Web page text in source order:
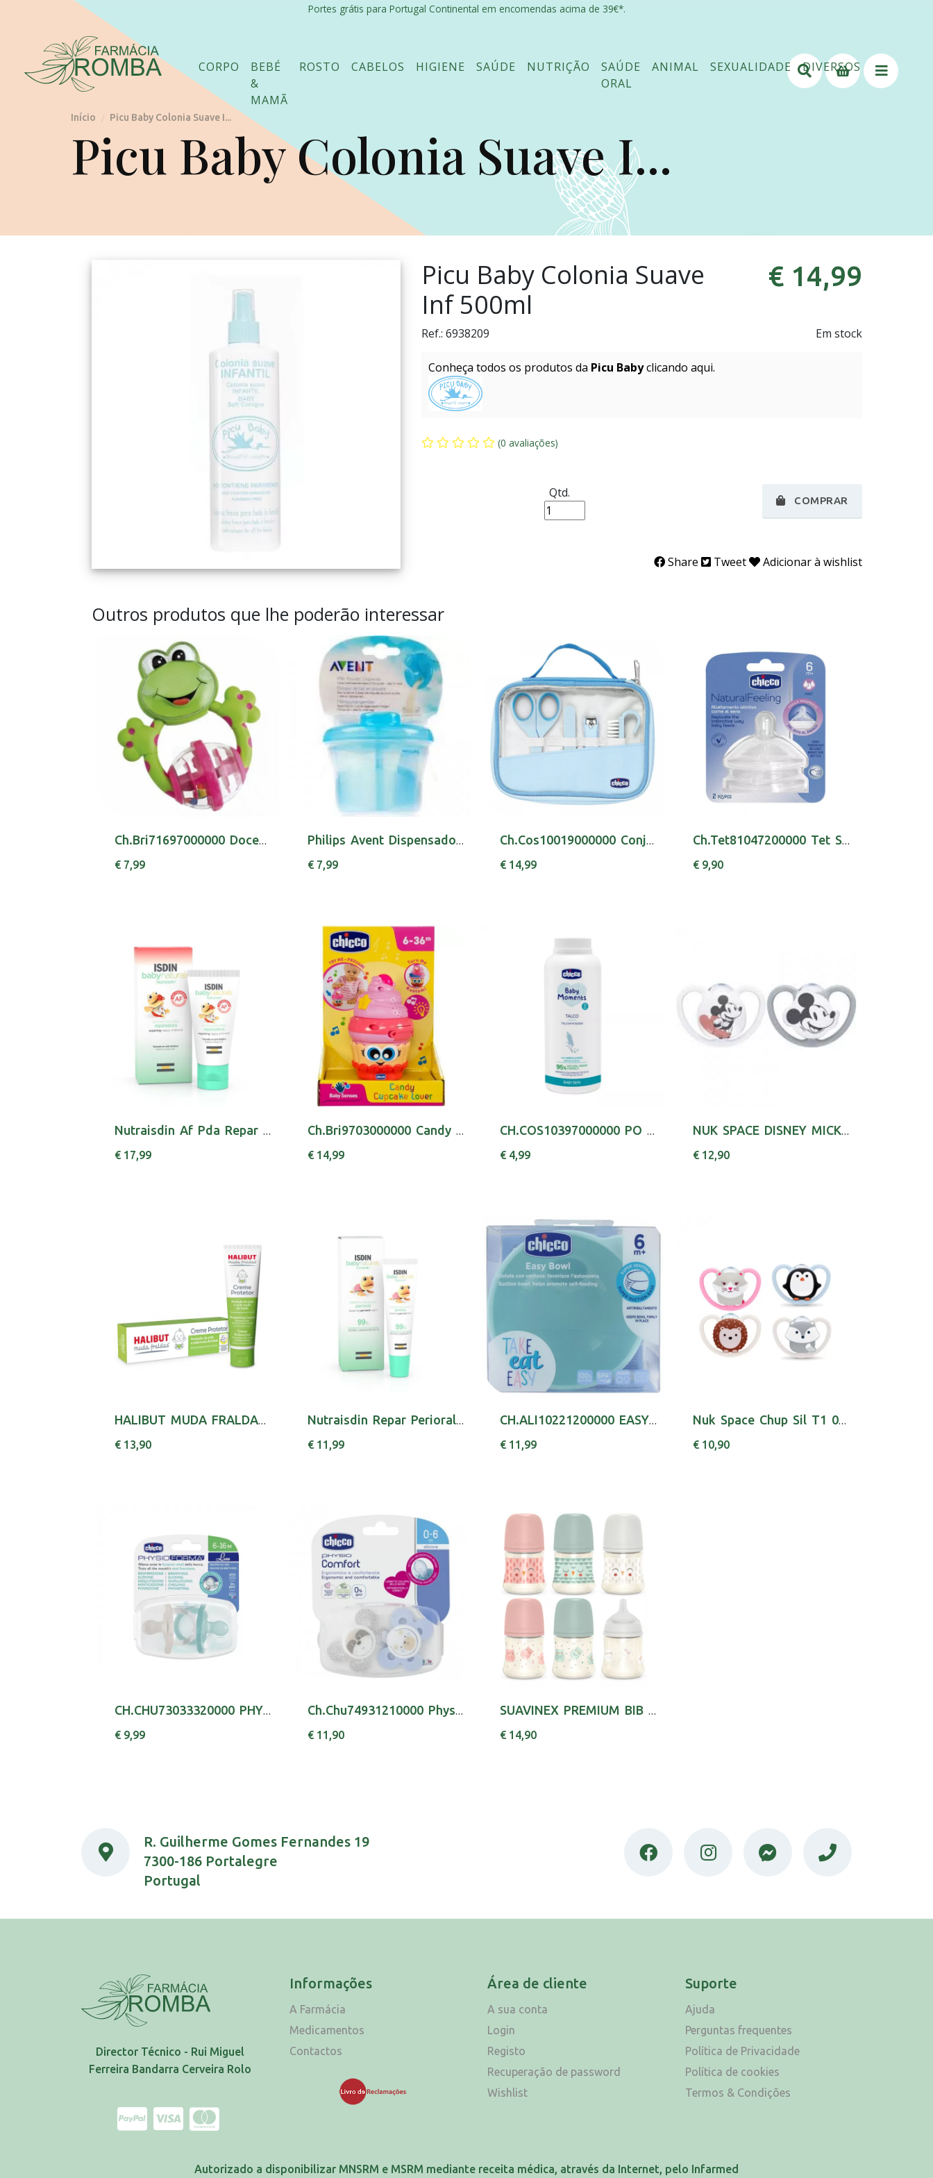
Portes grátis para Portugal Continental em encomendas acima de 39€*.
CORPO
BEBÉ
&
MAMÃ
ROSTO CABELOS HIGIENE SAÚDE NUTRIÇÃO
SAÚDE
ORAL
ANIMAL SEXUALIDADE DIVERSOS
Início / Picu Baby Colonia Suave I...
Picu Baby Colonia Suave I...
Picu Baby Colonia Suave
Inf 500ml
€ 14,99
Em stock
Ref.: 6938209
Conheça todos os produtos da Picu Babyclicando aqui.
(0 avaliações)
Qtd.
COMPRAR
Share Tweet Adicionar à wishlist
Outros produtos que lhe poderão interessar
Ch.Bri71697000000 Doces Dentadinhas Ra
€ 7,99
Philips Avent Dispensador Leite Po
€ 7,99
Ch.Cos10019000000 Conj Man Happy Han Menino
€ 14,99
Ch.Tet81047200000 Tet Stepup New3 6m+ Rapx2
€ 9,90
Nutraisdin Af Pda Repar Miconazol 50 Ml
€ 17,99
Ch.Bri9703000000 Candy Cupcake Lover 6-36m
€ 14,99
CH.COS10397000000 PO TALCO PELE DELIC 150G
€ 4,99
NUK SPACE DISNEY MICKEY CHUP SIL 18-36M X2
€ 12,90
HALIBUT MUDA FRALDAS CR PROTETOR 100G
€ 13,90
Nutraisdin Repar Perioral 15 Ml
€ 11,99
CH.ALI10221200000 EASY BOWL AZUL 6M+
€ 11,99
Nuk Space Chup Sil T1 0-6m X2
€ 10,90
CH.CHU73033320000 PHYS LUXE AZCZ6-16MX2,
€ 9,99
Ch.Chu74931210000 Physio Comf Boy 0-6m X2
€ 11,90
SUAVINEX PREMIUM BIB TET R 3P SIL 150ML+0M
€ 14,90
R. Guilherme Gomes Fernandes 19
7300-186 Portalegre
Portugal
Director Técnico - Rui Miguel
Ferreira Bandarra Cerveira Rolo
Informações
A Farmácia
Medicamentos
Contactos
Área de cliente
A sua conta
Login
Registo
Recuperação de password
Wishlist
Suporte
Ajuda
Perguntas frequentes
Política de Privacidade
Política de cookies
Termos & Condições
Autorizado a disponibilizar MNSRM e MSRM mediante receita médica, através da Internet, pelo Infarmed